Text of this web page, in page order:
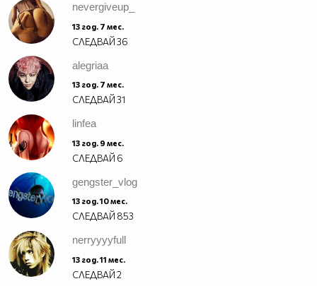
nevergiveup_
13 год. 7 мес.
СЛЕДВАЙ36
alegriaa
13 год. 7 мес.
СЛЕДВАЙ31
linfea
13 год. 9 мес.
СЛЕДВАЙ 6
gengster_vlog
13 год. 10 мес.
СЛЕДВАЙ 853
nerryyyyfull
13 год. 11 мес.
СЛЕДВАЙ2